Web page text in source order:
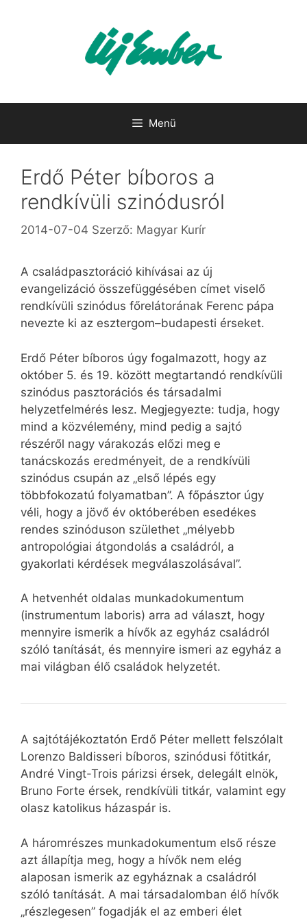
Menü
Erdő Péter bíboros a
rendkívüli szinódusról
2014-07-04 Szerző: Magyar Kurír
A családpasztoráció kihívásai az új
evangelizáció összefüggésében címet viselő
rendkívüli szinódus főrelátorának Ferenc pápa
nevezte ki az esztergom–budapesti érseket.
Erdő Péter bíboros úgy fogalmazott, hogy az
október 5. és 19. között megtartandó rendkívüli
szinódus pasztorációs és társadalmi
helyzetfelmérés lesz. Megjegyezte: tudja, hogy
mind a közvélemény, mind pedig a sajtó
részéről nagy várakozás előzi meg e
tanácskozás eredményeit, de a rendkívüli
szinódus csupán az „első lépés egy
többfokozatú folyamatban”. A főpásztor úgy
véli, hogy a jövő év októberében esedékes
rendes szinóduson születhet „mélyebb
antropológiai átgondolás a családról, a
gyakorlati kérdések megválaszolásával”.
A hetvenhét oldalas munkadokumentum
(instrumentum laboris) arra ad választ, hogy
mennyire ismerik a hívők az egyház családról
szóló tanítását, és mennyire ismeri az egyház a
mai világban élő családok helyzetét.
A sajtótájékoztatón Erdő Péter mellett felszólalt
Lorenzo Baldisseri bíboros, szinódusi főtitkár,
André Vingt-Trois párizsi érsek, delegált elnök,
Bruno Forte érsek, rendkívüli titkár, valamint egy
olasz katolikus házaspár is.
A háromrészes munkadokumentum első része
azt állapítja meg, hogy a hívők nem elég
alaposan ismerik az egyháznak a családról
szóló tanítását. A mai társadalomban élő hívők
„részlegesen” fogadják el az emberi élet